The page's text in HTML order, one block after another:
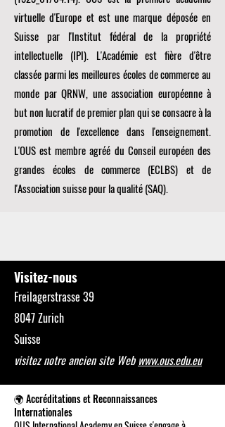
virtuelle d'Europe et est une marque déposée en
Suisse par l'Institut fédéral de la propriété
intellectuelle (IPI). L'Académie est fière d'être
classée parmi les meilleures écoles de commerce au
monde par QRNW, uneassociation européenne à
but non lucratif de premier plan qui se consacre à la
promotion de l'excellence dans l'enseignement.
L'OUS est membre agréé du Conseil européen des
grandes écoles de commerce (ECLBS) et de
l'Association suisse pour la qualité (SAQ).
Visitez-nous
Freilagerstrasse 39
8047 Zurich
Suisse
visitez notre ancien site Webwww.ous.edu.eu
🌍 Accréditations et Reconnaissances
Internationales